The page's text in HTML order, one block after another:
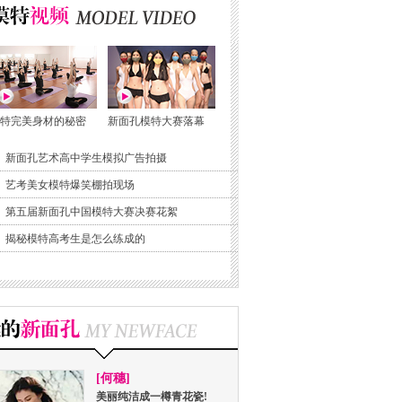
完美身材的秘密 新面孔模特大赛落幕
新面孔艺术高中学生模拟广告拍摄
艺考美女模特爆笑棚拍现场
第五届新面孔中国模特大赛决赛花絮
揭秘模特高考生是怎么练成的
[何穗]
美丽纯洁成一樽青花瓷!